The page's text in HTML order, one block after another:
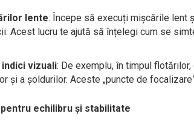
lente: Începe să execuți mișcările lent
Acest lucru te ajută să înțelegi cum se
vizuali: De exemplu, în timpul
și a șoldurilor. Aceste „puncte de
echilibru și stabilitate